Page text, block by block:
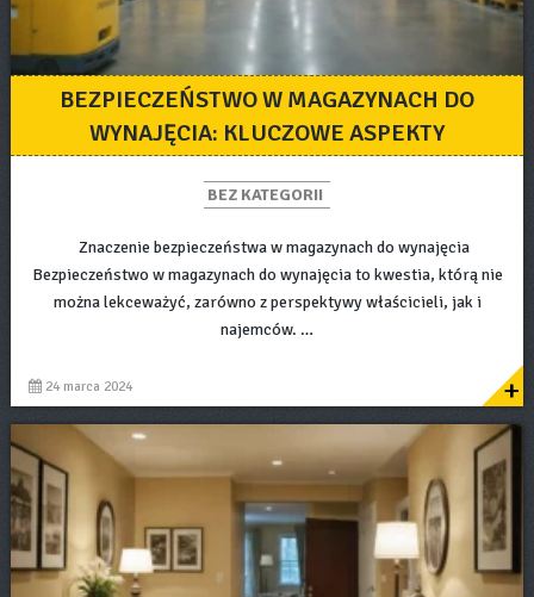
BEZPIECZEŃSTWO W MAGAZYNACH DO
WYNAJĘCIA: KLUCZOWE ASPEKTY
BEZ KATEGORII
Znaczenie bezpieczeństwa w magazynach do wynajęcia
Bezpieczeństwo w magazynach do wynajęcia to kwestia, którą nie
można lekceważyć, zarówno z perspektywy właścicieli, jak i
najemców. …
24 marca 2024 +